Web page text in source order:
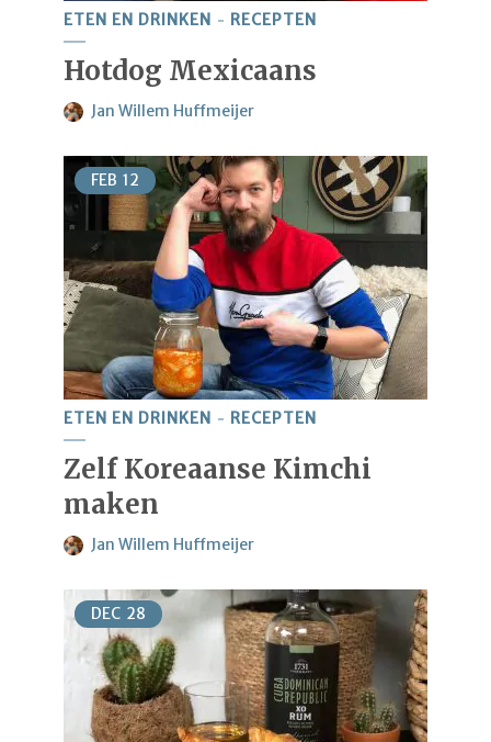
ETEN EN DRINKEN RECEPTEN
Hotdog Mexicaans
Jan Willem Huffmeijer
FEB 12
ETEN EN DRINKEN RECEPTEN
Zelf Koreaanse Kimchi
maken
Jan Willem Huffmeijer
DEC 28